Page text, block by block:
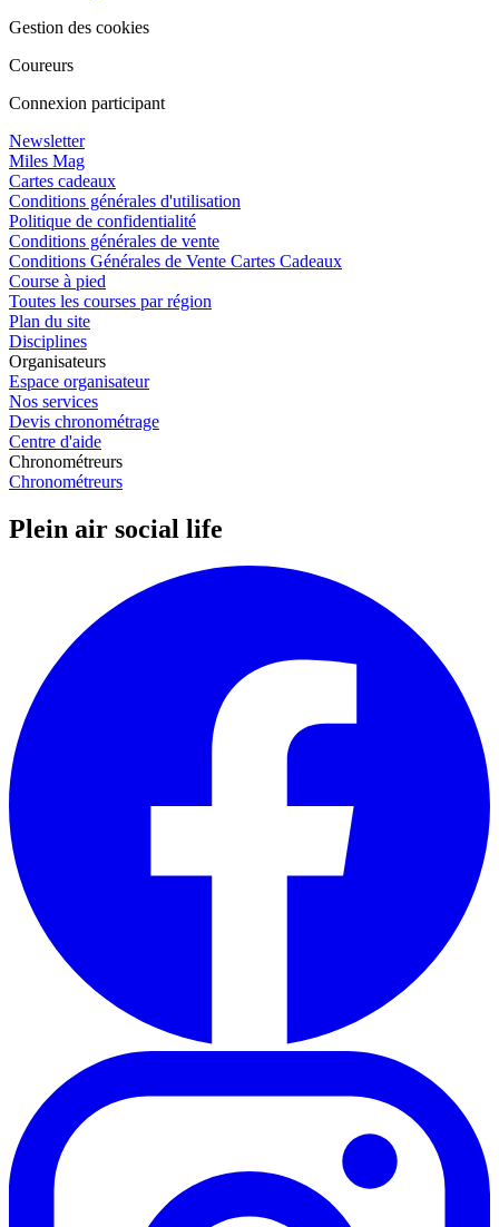
Gestion des cookies
Coureurs
Connexion participant
Newsletter
Miles Mag
Cartes cadeaux
Conditions générales d'utilisation
Politique de confidentialité
Conditions générales de vente
Conditions Générales de Vente Cartes Cadeaux
Course à pied
Toutes les courses par région
Plan du site
Disciplines
Organisateurs
Espace organisateur
Nos services
Devis chronométrage
Centre d'aide
Chronométreurs
Chronométreurs
Plein air social life